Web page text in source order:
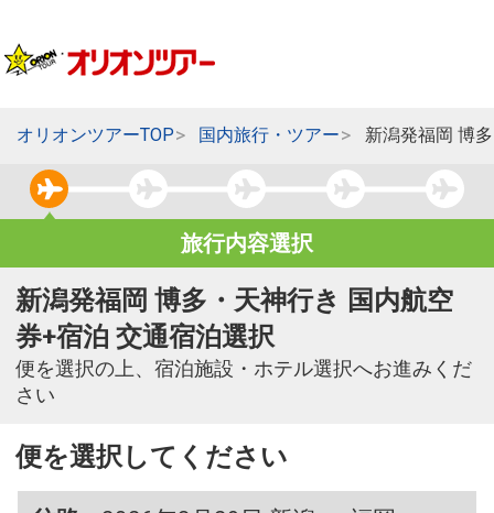
オリオンツアーTOP 国内旅行・ツアー 新潟発福岡 博
旅行内容選択
新潟発福岡 博多・天神行き 国内航空
券+宿泊 交通宿泊選択
便を選択の上、宿泊施設・ホテル選択へお進みくだ
さい
便を選択してください